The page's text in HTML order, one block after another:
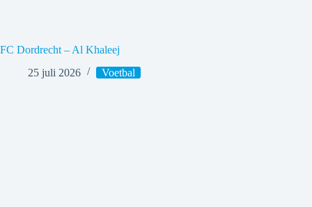
FC Dordrecht – Al Khaleej
25 juli 2026
Voetbal